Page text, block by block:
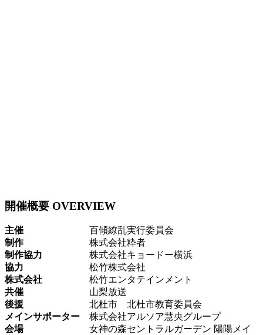
開催概要 OVERVIEW
主催 百傾繚乱実行委員会
制作株式会社粋者
制作協力 株式会社キョードー横浜
協力 松竹株式会社
株式会社 松竹エンタテインメント
共催 山梨放送
後援 北杜市 北杜市教育委員会
メインサポーター 株式会社アルソア慧央グループ
会場女神の森セントラルガーデン 陽陽メイ